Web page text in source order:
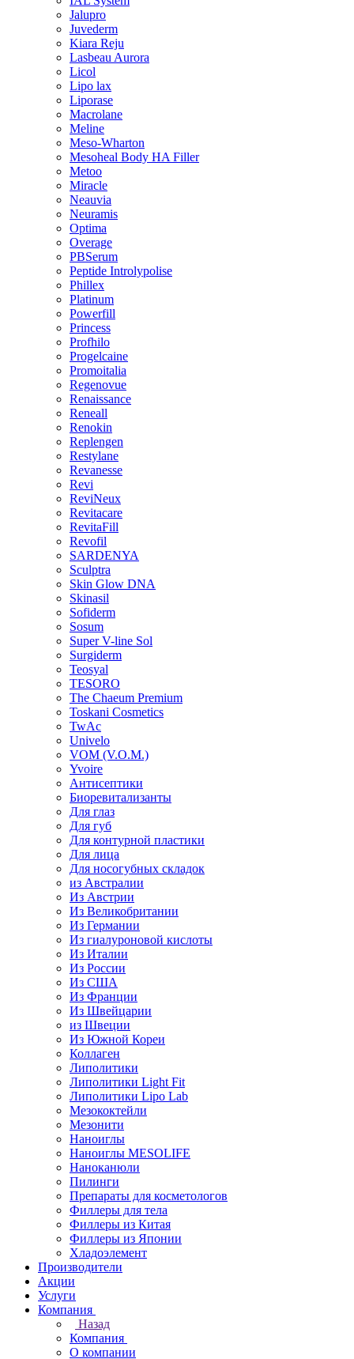
Jalupro
Juvederm
Kiara Reju
Lasbeau Aurora
Licol
Lipo lax
Liporase
Macrolane
Meline
Meso-Wharton
Mesoheal Body HA Filler
Metoo
Miracle
Neauvia
Neuramis
Optima
Overage
PBSerum
Peptide Introlypolise
Phillex
Platinum
Powerfill
Princess
Profhilo
Progelcaine
Promoitalia
Regenovue
Renaissance
Reneall
Renokin
Replengen
Restylane
Revanesse
Revi
ReviNeux
Revitacare
RevitaFill
Revofil
SARDENYA
Sculptra
Skin Glow DNA
Skinasil
Sofiderm
Sosum
Super V-line Sol
Surgiderm
Teosyal
TESORO
The Chaeum Premium
Toskani Cosmetics
TwAc
Univelo
VOM (V.O.M.)
Yvoire
Антисептики
Биоревитализанты
Для глаз
Для губ
Для контурной пластики
Для лица
Для носогубных складок
из Австралии
Из Австрии
Из Великобритании
Из Германии
Из гиалуроновой кислоты
Из Италии
Из России
Из США
Из Франции
Из Швейцарии
из Швеции
Из Южной Кореи
Коллаген
Липолитики
Липолитики Light Fit
Липолитики Lipo Lab
Мезококтейли
Мезонити
Наноиглы
Наноиглы MESOLIFE
Наноканюли
Пилинги
Препараты для косметологов
Филлеры для тела
Филлеры из Китая
Филлеры из Японии
Хладоэлемент
Производители
Акции
Услуги
Компания
Назад
Компания
О компании